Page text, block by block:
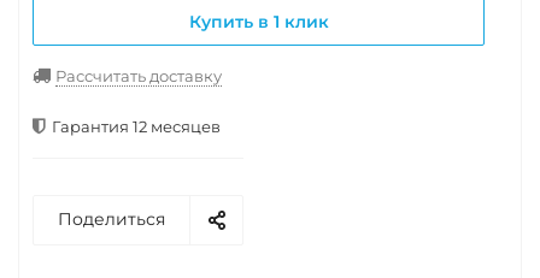
Купить в 1 клик
Рассчитать доставку
Гарантия 12 месяцев
Поделиться